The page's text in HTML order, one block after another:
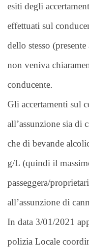
esiti degli
effettuati sul
dello stesso
non veniva
conducente.
Gli accertamenti sul
all’assunzione sia di
che di bevande
g/L (quindi il
passeggera/
all’assunzione di
In data 3/01/2021
polizia Locale